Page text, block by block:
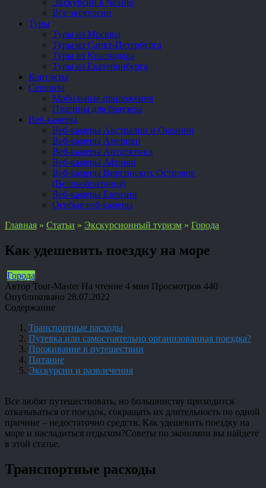
Экскурсии в Чехию
Все экскурсии
Туры
Туры из Москвы
Туры из Санкт-Петербурга
Туры из Краснодара
Туры из Екатеринбурга
Контакты
Сервисы
Мобильные приложения
Плагины для браузера
Веб-камеры
Веб-камеры Австралии и Океании
Веб-камеры Америки
Веб-камеры Антарктики
Веб-камеры Африки
Веб-камеры Виргинских Островов
(Великобритания)
Веб-камеры Евразии
Особые веб-камеры
Главная » Статьи » Экскурсионный туризм » Города
Как удешевить поездку на море
Города
Автор Tour-Master На чтение 4 мин Просмотров 440
Опубликовано 28.07.2022
Содержание
Транспортные расходы
Путевка или самостоятельно организованная поездка?
Проживание в путешествии
Питание
Экскурсии и развлечения
Все любят путешествовать, но большинству приходится
отказываться от поездок, сокращать их длительность по одной
причине – недостаточно средств. Как удешевить поездку на
море и насладиться отдыхом?Советы по экономии вы найдете
в этой статье.
Транспортные расходы